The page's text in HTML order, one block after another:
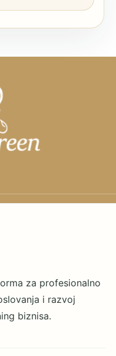
za profesionalno
i razvoj
biznisa.